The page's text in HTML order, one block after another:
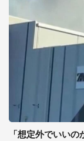
「想定外でいい